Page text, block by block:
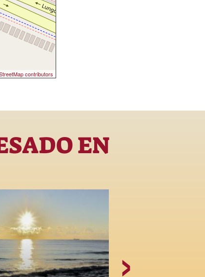
contributors
EN